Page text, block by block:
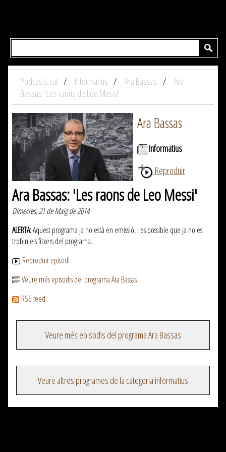
Podcasts.cat Informatius Ara Bassas
Ara
Bassas: 'Les raons de Leo Messi'
Ara Bassas
Informatius
Reproduir
Ara Bassas: 'Les raons de Leo Messi'
Dimecres, 21 de Maig de 2014
ALERTA:Aquest programa ja no està en emissió, i es possible que ja no es
trobin els fitxers del programa.
Reproduir episodi
Veure més episodis del programa Ara Bassas
RSS feed
Veure més episodis del programa Ara Bassas
Veure altres programes de la categoria informatius